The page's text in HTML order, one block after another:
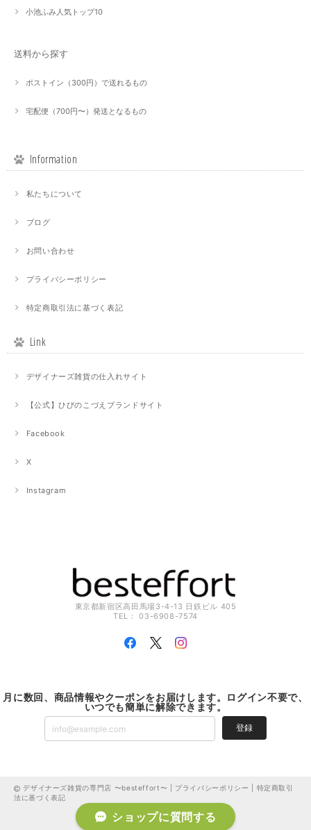
小池ふみ人気トップ10
送料から探す
ポストイン（300円）で送れるもの
宅配便（700円〜）発送となるもの
Information
私たちについて
ブログ
お問い合わせ
プライバシーポリシー
特定商取引法に基づく表記
Link
デザイナーズ雑貨の仕入れサイト
【公式】ひびのこづえブランドサイト
Facebook
X
Instagram
東京都新宿区高田馬場3-4-13 日鉄ビル 405
TEL： 03-6908-7574
月に数回、商品情報やクーポンをお届けします。ログイン不要で、
いつでも簡単に解除できます。
登録
デザイナーズ雑貨の専門店 〜besteffort〜 | プライバシーポリシー
特定商取引
法に基づく表記
ショップに質問する